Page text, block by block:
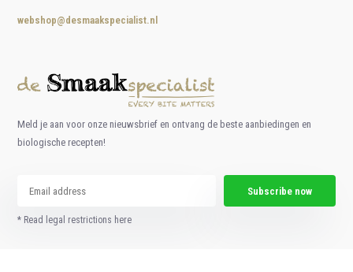
webshop@desmaakspecialist.nl
Meld je aan voor onze nieuwsbrief en ontvang de beste aanbiedingen en
biologische recepten!
Subscribe now
* Read legal restrictions here